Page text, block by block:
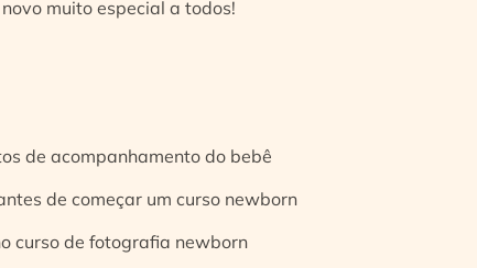
muito especial a todos!
de acompanhamento do bebê
de começar um curso newborn
curso de fotografia newborn